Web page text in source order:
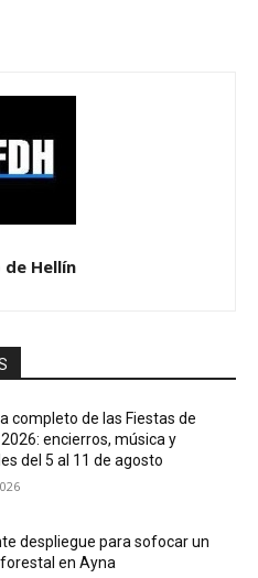
de Hellín
completo de las Fiestas de
encierros, música y
del 5 al 11 de agosto
despliegue para sofocar un
en Ayna